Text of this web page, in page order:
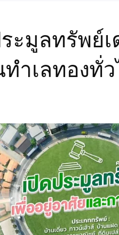
ระมูลทรัพย์
ำเลทองทั่